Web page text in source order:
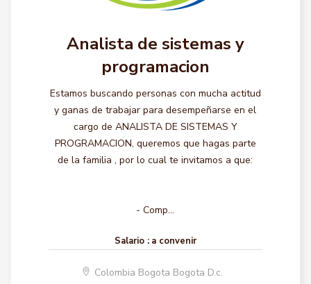
Analista de sistemas y
programacion
Estamos buscando personas con mucha actitud
y ganas de trabajar para desempeñarse en el
cargo de ANALISTA DE SISTEMAS Y
PROGRAMACION, queremos que hagas parte
de la familia , por lo cual te invitamos a que:
- Comp...
Salario : a convenir
Colombia Bogota Bogota D.c.